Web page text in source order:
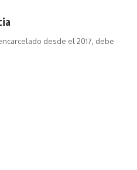
desde el 2017, debe